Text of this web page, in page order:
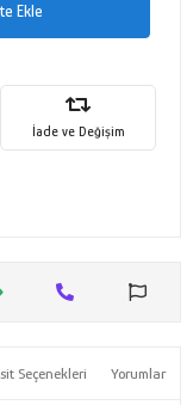
Ekle
İade ve Değişim
Seçenekleri Yorumlar